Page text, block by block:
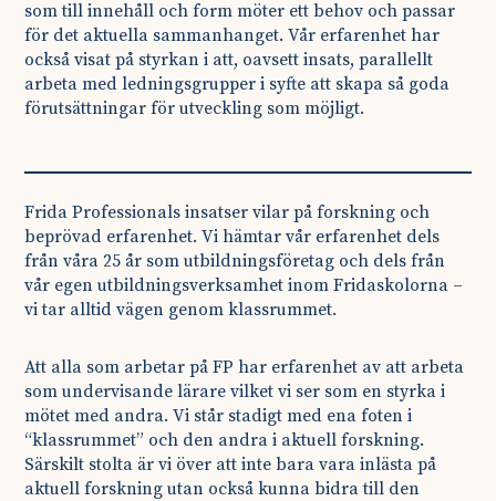
som till innehåll och form möter ett behov och passar
för det aktuella sammanhanget. Vår erfarenhet har
också visat på styrkan i att, oavsett insats, parallellt
arbeta med ledningsgrupper i syfte att skapa så goda
förutsättningar för utveckling som möjligt.
Frida Professionals insatser vilar på forskning och
beprövad erfarenhet. Vi hämtar vår erfarenhet dels
från våra 25 år som utbildningsföretag och dels från
vår egen utbildningsverksamhet inom Fridaskolorna –
vi tar alltid vägen genom klassrummet.
Att alla som arbetar på FP har erfarenhet av att arbeta
som undervisande lärare vilket vi ser som en styrka i
mötet med andra. Vi står stadigt med ena foten i
“klassrummet” och den andra i aktuell forskning.
Särskilt stolta är vi över att inte bara vara inlästa på
aktuell forskning utan också kunna bidra till den